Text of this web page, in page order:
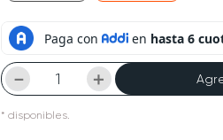
＋
－
* disponibles.